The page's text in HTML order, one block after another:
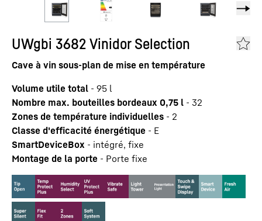
UWgbi 3682 Vinidor Selection
Cave à vin sous-plan de mise en température
Volume utile total - 95 l
Nombre max. bouteilles bordeaux 0,75 l - 32
Zones de température individuelles - 2
Classe d'efficacité énergétique - E
SmartDeviceBox - intégré, fixe
Montage de la porte - Porte fixe